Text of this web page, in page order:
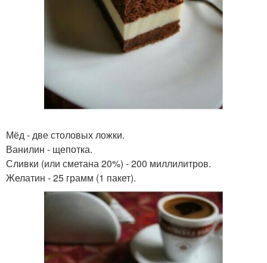
Мёд - две столовых ложки.
Ванилин - щепотка.
Сливки (или сметана 20%) - 200 миллилитров.
Желатин - 25 грамм (1 пакет).